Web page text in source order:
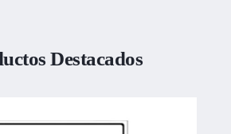
Destacados